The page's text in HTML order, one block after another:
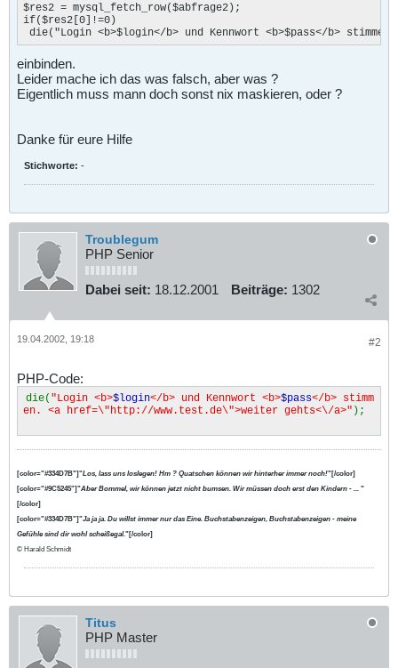
$res2 = mysql_fetch_row($abfrage2);
if($res2[0]!=0)
die("Login <b>$login</b> und Kennwort <b>$pass</b>
einbinden.
Leider mache ich das was falsch, aber was ?
Eigentlich muss mann doch sonst nix maskieren, oder ?
Danke für eure Hilfe
Stichworte: -
Troublegum
PHP Senior
Dabei seit: 18.12.2001 Beiträge: 1302
#2
19.04.2002, 19:18
PHP-Code:
die( "Login <b>$login</b> und Kennwort <b>$pass</b> stimm
en. <a href=\"http://www.test.de\">weiter gehts<\/a>" );
[color="#334D7B"]"Los, lass uns loslegen! Hm ? Quatschen können wir hinterher immer noch!"[/color]
[color="#9C5245"]"Aber Bommel, wir können jetzt nicht bumsen. Wir müssen doch erst den Kindern - ... "
[/color]
[color="#334D7B"]"Ja ja ja. Du willst immer nur das Eine. Buchstabenzeigen, Buchstabenzeigen - meine
Gefühle sind dir wohl scheißegal."[/color]
© Harald Schmidt
Titus
PHP Master